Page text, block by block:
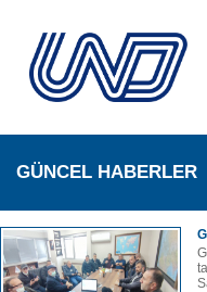
GÜNCEL HABERLER